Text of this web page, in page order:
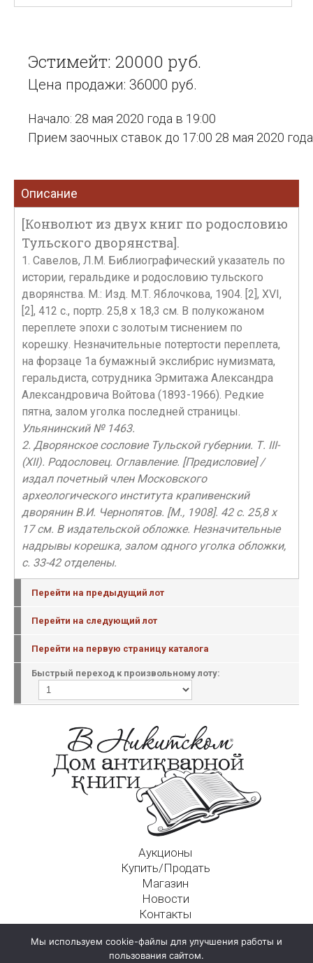
Эстимейт: 20000 руб.
Цена продажи: 36000 руб.
Начало: 28 мая 2020 года в 19:00
Прием заочных ставок до 17:00 28 мая 2020 года
Описание
[Конволют из двух книг по родословию
Тульского дворянства].
1. Савелов, Л.М. Библиографический указатель по
истории, геральдике и родословию тульского
дворянства. М.: Изд. М.Т. Яблочкова, 1904. [2], XVI,
[2], 412 с., портр. 25,8 х 18,3 см. В полукожаном
переплете эпохи с золотым тиснением по
корешку. Незначительные потертости переплета,
на форзаце 1а бумажный экслибрис нумизмата,
геральдиста, сотрудника Эрмитажа Александра
Александровича Войтова (1893-1966). Редкие
пятна, залом уголка последней страницы.
Ульянинский № 1463.
2. Дворянское сословие Тульской губернии. Т. III-
(XII). Родословец. Оглавление. [Предисловие] /
издал почетный член Московского
археологического института крапивенский
дворянин В.И. Чернопятов. [М., 1908]. 42 с. 25,8 х
17 см. В издательской обложке. Незначительные
надрывы корешка, залом одного уголка обложки,
с. 33-42 отделены.
Перейти на предыдущий лот
Перейти на следующий лот
Перейти на первую страницу каталога
Быстрый переход к произвольному лоту:
Аукционы
Купить/Продать
Магазин
Новости
Контакты
125009, г. Москва, Никитский пер., д. 4а, стр. 1
Мы используем cookie-файлы для улучшения работы и
пользования сайтом.